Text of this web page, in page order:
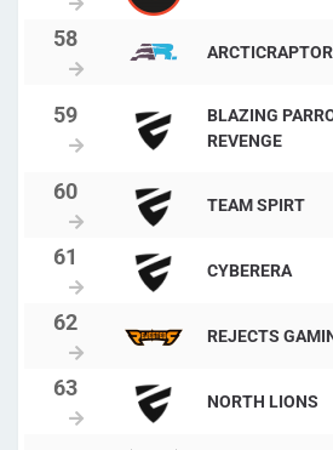
BLAZING
REVENGE
TEAM SPIRT
CYBERERA
REJECTS
NORTH LIONS